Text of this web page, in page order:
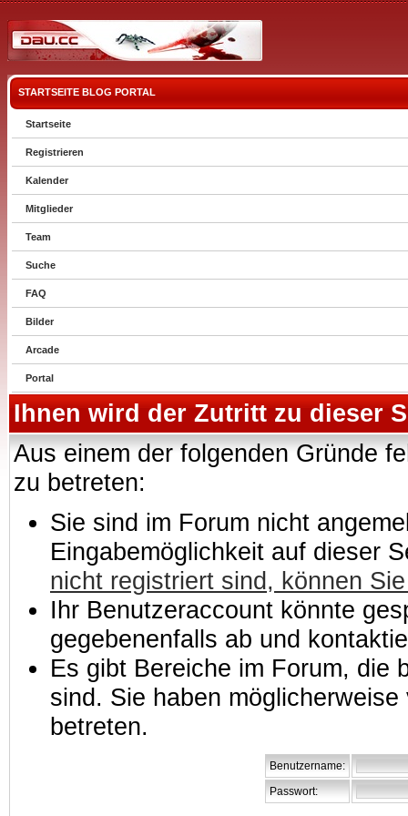
STARTSEITE BLOG PORTAL
Startseite
Registrieren
Kalender
Mitglieder
Team
Suche
FAQ
Bilder
Arcade
Portal
Ihnen wird der Zutritt zu dieser
Aus einem der folgenden Gründe
zu betreten:
Sie sind im Forum nicht
Eingabemöglichkeit auf dieser
nicht registriert sind, können
Ihr Benutzeraccount könnte
gegebenenfalls ab und
Es gibt Bereiche im Forum, die
sind. Sie haben
betreten.
Benutzername:
Passwort: